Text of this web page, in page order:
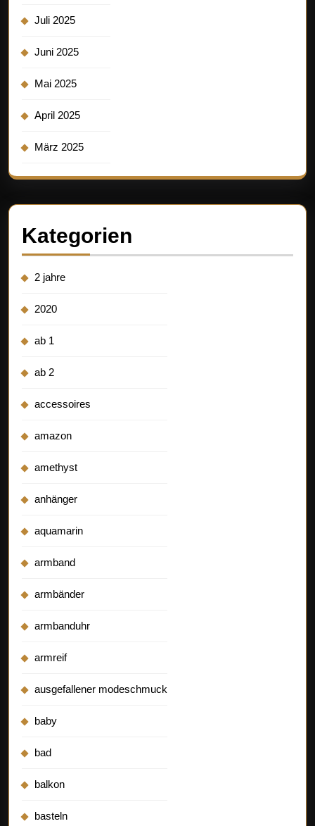
Juli 2025
Juni 2025
Mai 2025
April 2025
März 2025
Kategorien
2 jahre
2020
ab 1
ab 2
accessoires
amazon
amethyst
anhänger
aquamarin
armband
armbänder
armbanduhr
armreif
ausgefallener modeschmuck
baby
bad
balkon
basteln